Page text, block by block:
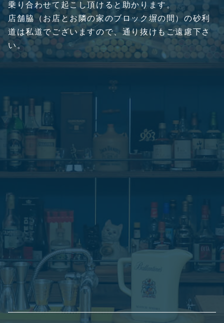
乗り合わせて起こし頂けると助かります。
店舗脇（お店とお隣の家のブロック塀の間）の砂利
道は私道でございますので、通り抜けもご遠慮下さ
い。